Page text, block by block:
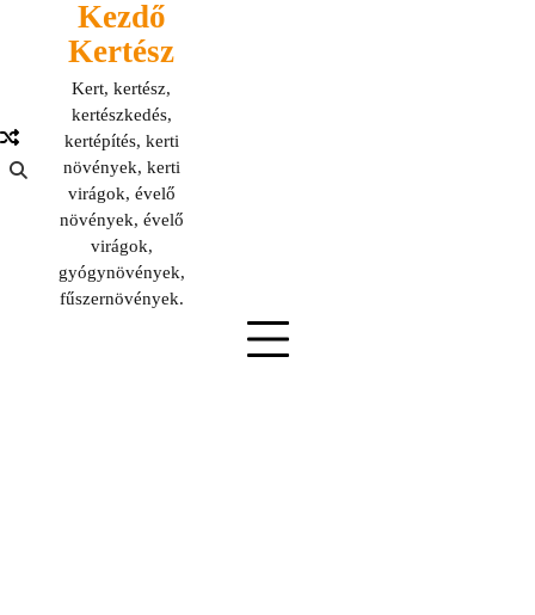
Kezdő
Kertész
Kert, kertész,
kertészkedés,
kertépítés, kerti
növények, kerti
virágok, évelő
növények, évelő
virágok,
gyógynövények,
fűszernövények.